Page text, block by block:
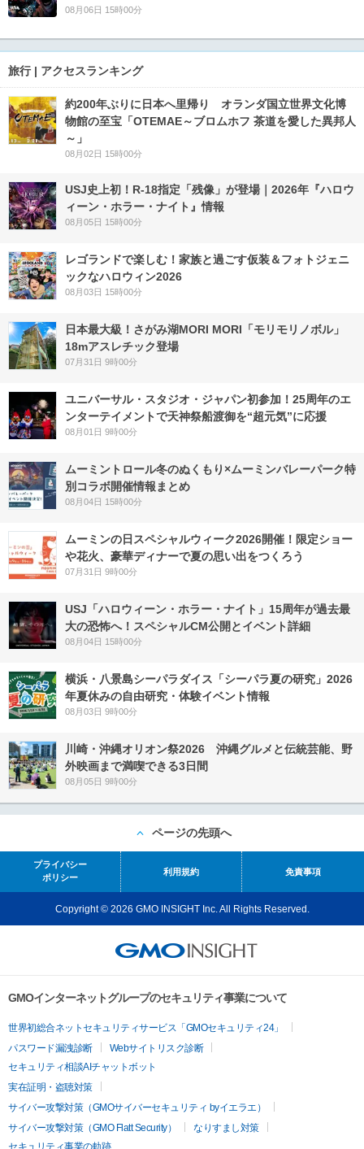
08月06日 15時00分
旅行 | アクセスランキング
約200年ぶりに日本へ里帰り オランダ国立世界文化博
物館の至宝「OTEMAE～ブロムホフ 茶道を愛した異邦人
～」
08月02日 15時00分
USJ史上初！R-18指定「残像」が登場｜2026年『ハロウ
ィーン・ホラー・ナイト』情報
08月05日 15時00分
レゴランドで楽しむ！家族と過ごす仮装＆フォトジェニ
ックなハロウィン2026
08月03日 15時00分
日本最大級！さがみ湖MORI MORI「モリモリノボル」
18mアスレチック登場
07月31日 9時00分
ユニバーサル・スタジオ・ジャパン初参加！25周年のエ
ンターテイメントで天神祭船渡御を“超元気”に応援
08月01日 9時00分
ムーミントロール冬のぬくもり×ムーミンバレーパーク特
別コラボ開催情報まとめ
08月04日 15時00分
ムーミンの日スペシャルウィーク2026開催！限定ショー
や花火、豪華ディナーで夏の思い出をつくろう
07月31日 9時00分
USJ「ハロウィーン・ホラー・ナイト」15周年が過去最
大の恐怖へ！スペシャルCM公開とイベント詳細
08月04日 15時00分
横浜・八景島シーパラダイス「シーパラ夏の研究」2026
年夏休みの自由研究・体験イベント情報
08月03日 9時00分
川崎・沖縄オリオン祭2026 沖縄グルメと伝統芸能、野
外映画まで満喫できる3日間
08月05日 9時00分
ページの先頭へ
プライバシー
ポリシー
利用規約 免責事項
Copyright © 2026 GMO INSIGHT Inc. All Rights Reserved.
GMOインターネットグループのセキュリティ事業について
世界初総合ネットセキュリティサービス「GMOセキュリティ24」
パスワード漏洩診断
Webサイトリスク診断
セキュリティ相談AIチャットボット
実在証明・盗聴対策
サイバー攻撃対策（GMOサイバーセキュリティ byイエラエ）
サイバー攻撃対策（GMO Flatt Security）
なりすまし対策
セキュリティ事業の軌跡